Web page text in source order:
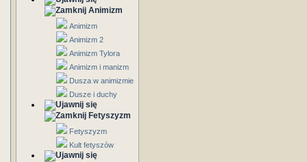
Animizm
Animizm
Animizm 2
Animizm Tylora
Animizm i manizm
Dusza w animizmie
Dusze i duchy
Fetyszyzm
Fetyszyzm
Kult fetyszów